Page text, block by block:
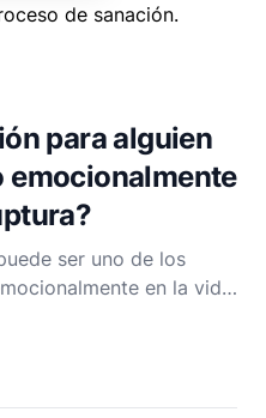
de sanación.
para alguien
emocionalmente
ser uno de los
en la vida.
pastor cristiano no
que Dios está
corazón y que Él está